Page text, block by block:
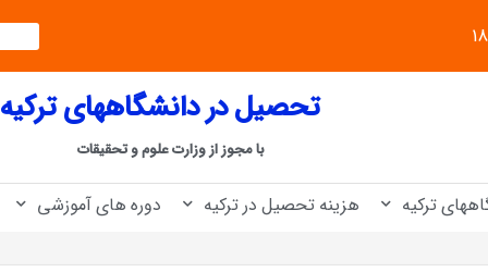
تحصیل در دانشگاههای ترکیه
با مجوز از وزارت علوم و تحقیقات
ترکیه هزینه تحصیل در ترکیه دوره های آموزشی